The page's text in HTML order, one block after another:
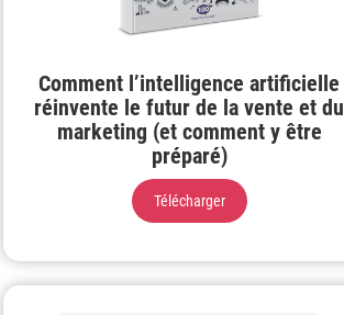
Comment l’intelligence artificielle
réinvente le futur de la vente et du
marketing (et comment y être
préparé)
Télécharger